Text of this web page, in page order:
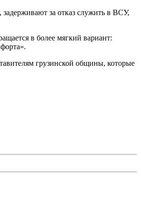
за отказ служить в ВСУ,
в более мягкий вариант:
грузинской общины, которые